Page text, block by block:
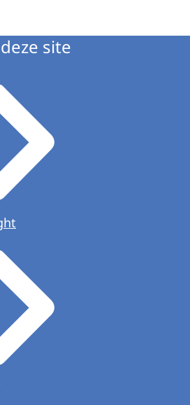
site